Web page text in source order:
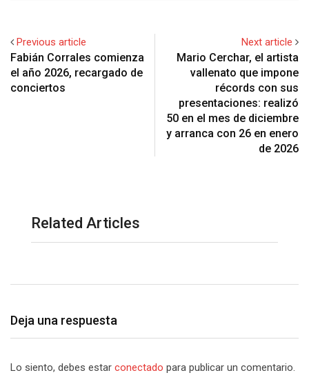
Previous article
Fabián Corrales comienza
el año 2026, recargado de
conciertos
Next article
Mario Cerchar, el artista
vallenato que impone
récords con sus
presentaciones: realizó
50 en el mes de diciembre
y arranca con 26 en enero
de 2026
Related Articles
Deja una respuesta
Lo siento, debes estar conectado para publicar un comentario.